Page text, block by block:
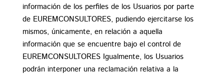
información de los perfiles de los Usuarios por parte
de EUREMCONSULTORES, pudiendo ejercitarse los
mismos, únicamente, en relación a aquella
información que se encuentre bajo el control de
EUREMCONSULTORES Igualmente, los Usuarios
podrán interponer una reclamación relativa a la